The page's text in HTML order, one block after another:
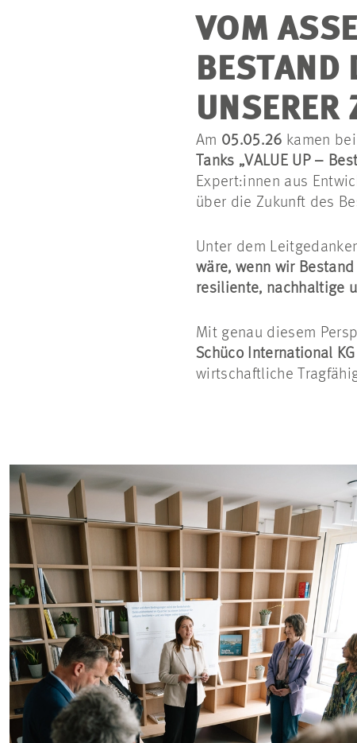
VOM
BESTAND
UNSERER
Am 05.05.26 kamen bei
Tanks „VALUE UP –
Expert:innen aus
über die Zukunft des
Unter dem
wäre, wenn wir
resiliente, nachhaltige
Mit genau diesem
Schüco International KG
wirtschaftliche